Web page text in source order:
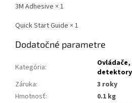
3M Adhesive × 1
Quick Start Guide × 1
Dodatočné parametre
Kategória:
detektory
Záruka:
3 roky
Hmotnosť:
0.1 kg